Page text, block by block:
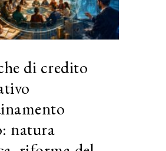
di credito
natura